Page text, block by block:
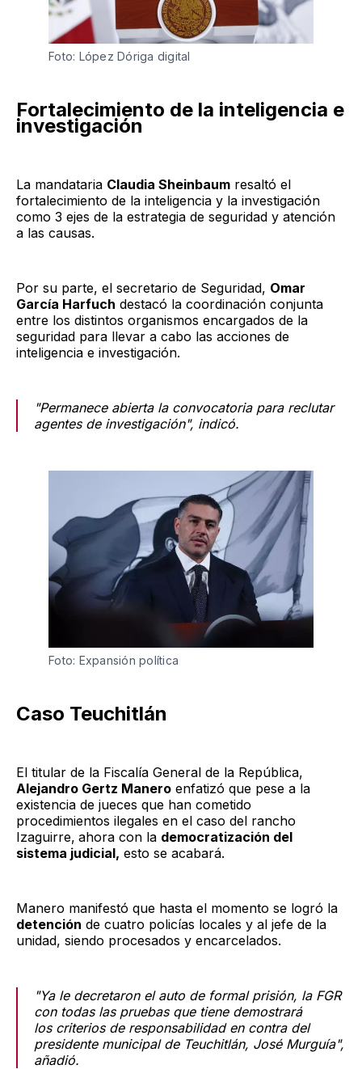
Foto: López Dóriga digital
Fortalecimiento de la inteligencia e
investigación
La mandataria Claudia Sheinbaum resaltó el
fortalecimiento de la inteligencia y la investigación
como 3 ejes de la estrategia de seguridad y atención
a las causas.
Por su parte, el secretario de Seguridad, Omar
García Harfuch destacó la coordinación conjunta
entre los distintos organismos encargados de la
seguridad para llevar a cabo las acciones de
inteligencia e investigación.
"Permanece abierta la convocatoria para reclutar
agentes de investigación", indicó.
Foto: Expansión política
Caso Teuchitlán
El titular de la Fiscalía General de la República,
Alejandro Gertz Manero enfatizó que pese a la
existencia de jueces que han cometido
procedimientos ilegales en el caso del rancho
Izaguirre, ahora con la democratización del
sistema judicial, esto se acabará.
Manero manifestó que hasta el momento se logró la
detención de cuatro policías locales y al jefe de la
unidad, siendo procesados y encarcelados.
"Ya le decretaron el auto de formal prisión, la FGR
con todas las pruebas que tiene demostrará
los criterios de responsabilidad en contra del
presidente municipal de Teuchitlán, José Murguía",
añadió.